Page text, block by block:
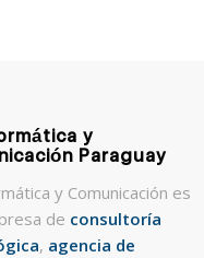
y
Paraguay
y Comunicación es
de consultoría
, agencia de